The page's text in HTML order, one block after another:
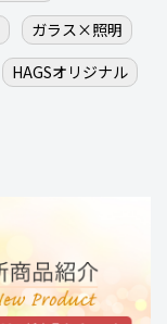
ガラス×照明
HAGSオリジナル